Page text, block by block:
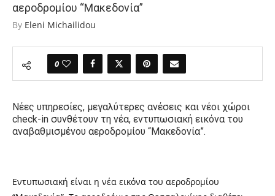
αεροδρομίου “Μακεδονία”
By Eleni Michailidou
0
Νέες υπηρεσίες, μεγαλύτερες ανέσεις και νέοι χώροι
check-in συνθέτουν τη νέα, εντυπωσιακή εικόνα του
αναβαθμισμένου αεροδρομίου “Μακεδονία”.
Εντυπωσιακή είναι η νέα εικόνα του αεροδρομίου